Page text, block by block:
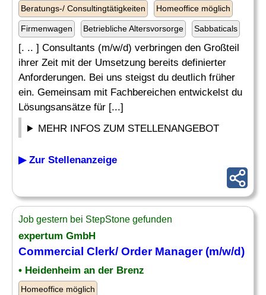
Beratungs-/ Consultingtätigkeiten Homeoffice möglich
Firmenwagen Betriebliche Altersvorsorge Sabbaticals
[. .. ] Consultants (m/w/d) verbringen den Großteil
ihrer Zeit mit der Umsetzung bereits definierter
Anforderungen. Bei uns steigst du deutlich früher
ein. Gemeinsam mit Fachbereichen entwickelst du
Lösungsansätze für [...]
MEHR INFOS ZUM STELLENANGEBOT
▶ Zur Stellenanzeige
Job gestern bei StepStone gefunden
expertum GmbH
Commercial Clerk/ OrderManager (m/w/d)
• Heidenheim an der Brenz
Homeoffice möglich